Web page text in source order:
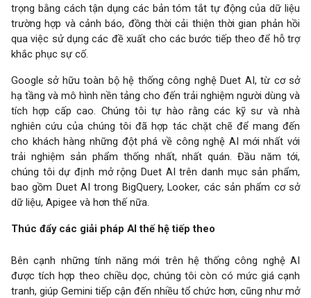
trọng bằng cách tận dụng các bản tóm tắt tự động của dữ liệu
trường hợp và cảnh báo, đồng thời cải thiện thời gian phản hồi
qua việc sử dụng các đề xuất cho các bước tiếp theo để hỗ trợ
khắc phục sự cố.
Google sở hữu toàn bộ hệ thống công nghệ Duet AI, từ cơ sở
hạ tầng và mô hình nền tảng cho đến trải nghiệm người dùng và
tích hợp cấp cao. Chúng tôi tự hào rằng các kỹ sư và nhà
nghiên cứu của chúng tôi đã hợp tác chặt chẽ để mang đến
cho khách hàng những đột phá về công nghệ AI mới nhất với
trải nghiệm sản phẩm thống nhất, nhất quán. Đầu năm tới,
chúng tôi dự định mở rộng Duet AI trên danh mục sản phẩm,
bao gồm Duet AI trong BigQuery, Looker, các sản phẩm cơ sở
dữ liệu, Apigee và hơn thế nữa.
Thúc đẩy các giải pháp AI thế hệ tiếp theo
Bên cạnh những tính năng mới trên hệ thống công nghệ AI
được tích hợp theo chiều dọc, chúng tôi còn có mức giá cạnh
tranh, giúp Gemini tiếp cận đến nhiều tổ chức hơn, cũng như mở